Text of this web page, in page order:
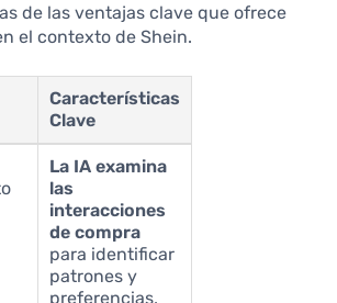
de las ventajas clave que ofrece
el contexto de Shein.
Características
Clave
La IA examina
las
interacciones
de compra
para identificar
patrones y
preferencias,